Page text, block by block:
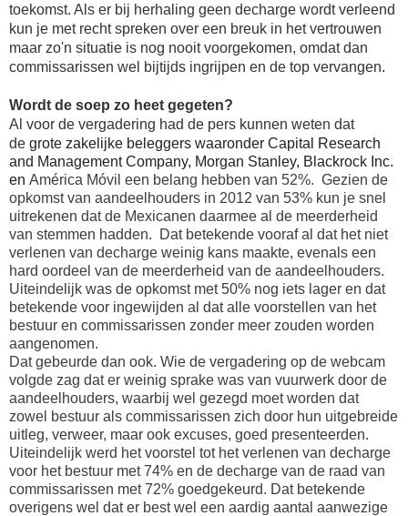
toekomst. Als er bij herhaling geen decharge wordt verleend
kun je met recht spreken over een breuk in hetvertrouwen
maar zo'n situatie is nog nooit voorgekomen, omdat dan
commissarissen wel bijtijds ingrijpen en de top vervangen.
Wordt de soep zo heet gegeten?
Al voor de vergadering had de pers kunnen weten dat
de grote zakelijke beleggers waaronder Capital Research
and Management Company, Morgan Stanley, Blackrock Inc.
en América Móvil een belang hebben van 52%. Gezien de
opkomst van aandeelhouders in 2012 van 53% kun je snel
uitrekenen dat de Mexicanen daarmee al de meerderheid
van stemmen hadden. Dat betekende vooraf al dat het niet
verlenen van decharge weinig kans maakte, evenals een
hard oordeel van de meerderheid van de aandeelhouders.
Uiteindelijk was de opkomst met 50% nog iets lager en dat
betekende voor ingewijden al dat alle voorstellen van het
bestuur en commissarissen zonder meer zouden worden
aangenomen.
Dat gebeurde dan ook. Wie de vergadering op de webcam
volgde zag dat er weinig sprake was van vuurwerk door de
aandeelhouders, waarbij wel gezegd moet worden dat
zowel bestuur als commissarissen zich door hun uitgebreide
uitleg, verweer, maar ook excuses, goed presenteerden.
Uiteindelijk werd het voorstel tot het verlenen van decharge
voor het bestuur met 74% en de decharge van de raad van
commissarissen met 72% goedgekeurd. Dat betekende
overigens wel dat er best wel een aardig aantal aanwezige